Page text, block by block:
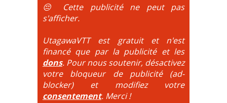
La montée est faite via navette ou remontée
mécanique. La difficulté de la descente est indiquée
tout suspendu et protections du corps obligatoires.
😔 Cette publicité ne peut pas
s'afficher.
UtagawaVTT est gratuit et n'est
financé que par la publicité et les
dons. Pour nous soutenir, désactivez
votre bloqueur de publicité (ad-
blocker) et modifiez votre
consentement. Merci !